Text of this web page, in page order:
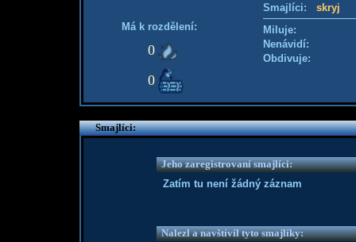
Má k rozdělení:
0
0
Smajlíci: skryj
Miluje:
Nenávidí:
Obdivuje:
Smajlíci:
Jeho zaregistrovaní smajlíci:
Zatím tu není žádný záznam
Nalezl a navštívil tyto smajlíky: